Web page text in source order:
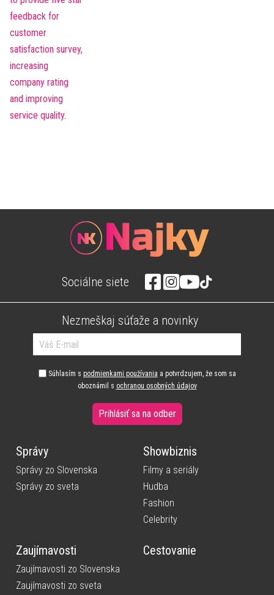
Sociálne siete
Nezmeškaj súťaže a novinky
Súhlasím s podmienkami používania a potvrdzujem, že som sa
oboznámil s ochranou osobných údajov
Prihlásiť sa na odber
Správy
Správy zo Slovenska
Správy zo sveta
Showbiznis
Filmy a seriály
Hudba
Fashion
Celebrity
Zaujímavosti
Zaujímavosti zo Slovenska
Zaujímavosti zo sveta
Cestovanie